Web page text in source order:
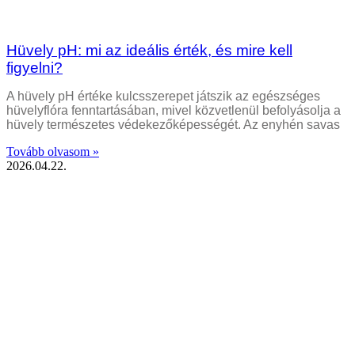
Hüvely pH: mi az ideális érték, és mire kell
figyelni?
A hüvely pH értéke kulcsszerepet játszik az egészséges
hüvelyflóra fenntartásában, mivel közvetlenül befolyásolja a
hüvely természetes védekezőképességét. Az enyhén savas
Tovább olvasom »
2026.04.22.